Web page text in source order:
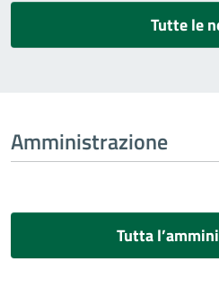
Tutte le
Amministrazione
Tutta